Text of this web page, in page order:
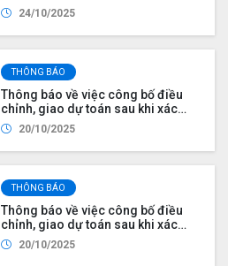
thầu tư vấn cá nhân trong nước
thực hiện dự án, dự toán mua sắm
gói thầu “Xây dựng báo cáo
nghiên cứu, đề xuất nội dung ban
hành quy trình nghiệp vụ, hướng
dẫn, cẩm nang, sổ tay” - Đề án
“Nâng cao năng lực về phòng vệ
thương mại trong bối cảnh tham
gia các hiệp định thương mại tự do
thế hệ mới”
24/10/2025
THÔNG BÁO
Thông báo về việc công bố điều
chỉnh, giao dự toán sau khi xác
định tiết kiệm kinh phí Ngân sách
nhà nước năm 2025 theo Nghị
quyết số 173/NQ-CP của Chính phủ
20/10/2025
THÔNG BÁO
Thông báo về việc công bố điều
chỉnh, giao dự toán sau khi xác
định tiết kiệm kinh phí Ngân sách
nhà nước năm 2025 theo Nghị
20/10/2025